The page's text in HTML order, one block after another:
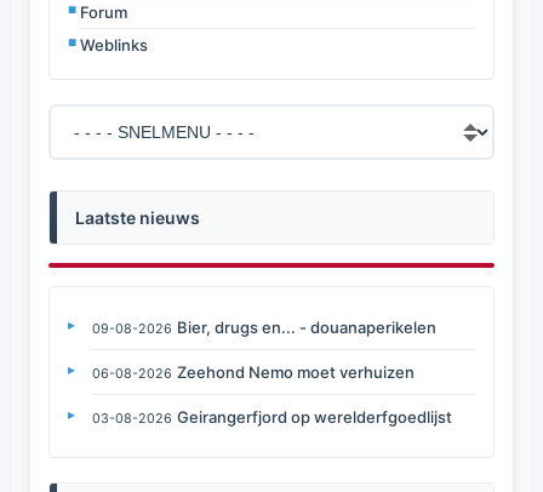
Forum
Weblinks
Laatste nieuws
09-08-2026 Bier, drugs en... - douanaperikelen
06-08-2026 Zeehond Nemo moet verhuizen
03-08-2026 Geirangerfjord op werelderfgoedlijst